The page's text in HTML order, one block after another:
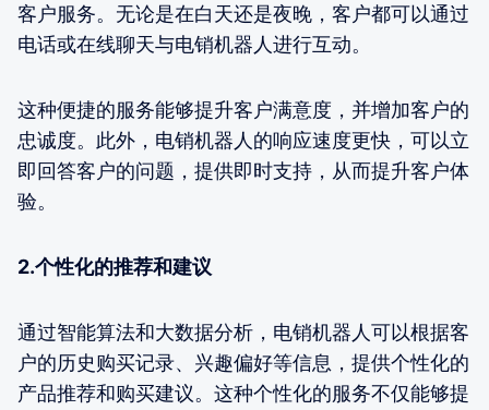
客户服务。无论是在白天还是夜晚，客户都可以通过
电话或在线聊天与电销机器人进行互动。
这种便捷的服务能够提升客户满意度，并增加客户的
忠诚度。此外，电销机器人的响应速度更快，可以立
即回答客户的问题，提供即时支持，从而提升客户体
验。
2.个性化的推荐和建议
通过智能算法和大数据分析，电销机器人可以根据客
户的历史购买记录、兴趣偏好等信息，提供个性化的
产品推荐和购买建议。这种个性化的服务不仅能够提